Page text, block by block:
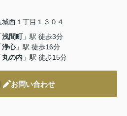
西１丁目１３０４
浅間町」駅 徒歩3分
浄心」駅 徒歩16分
丸の内 」駅 徒歩15分
お問い合わせ